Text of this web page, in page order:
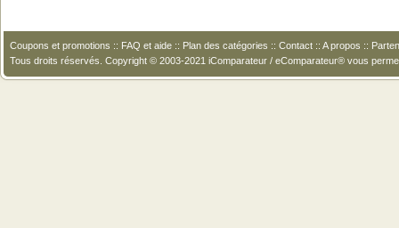
Coupons et promotions :: FAQ et aide :: Plan des catégories :: Contact :: A propos ::
Tous droits réservés. Copyright © 2003-2021 iComparateur / eComparateur® vous